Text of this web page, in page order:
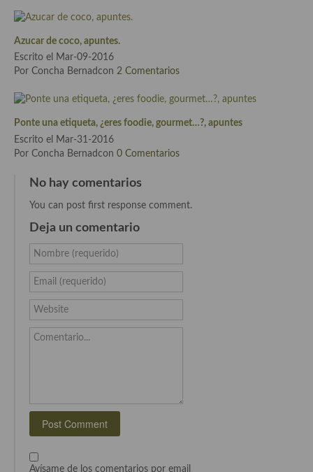
Cocina Azerí (Azerbaiyán)
Cocina de Egipto
Cocina de Tunez
Cocina Oriental
Cocina Tailandesa
Cocina Japonesa
Cocina Vietnamita
Cocina camboyana
Cocina Coreana
Cocina HIndú
Cocina China
Cocina del Pacifico
Cocina de Madagascar
Cocina Africana
Cocina Sudafrinaca
Azucar de coco, apuntes.
Escrito el Mar-09-2016
Por Concha Bernadcon 2 Comentarios
Ponte una etiqueta, ¿eres foodie, gourmet…?, apuntes
Escrito el Mar-31-2016
Por Concha Bernadcon 0 Comentarios
No hay comentarios
You can post first response comment.
Deja un comentario
Nombre (requerido)
Email (requerido)
Website
Comentario...
Avísame de los comentarios por email